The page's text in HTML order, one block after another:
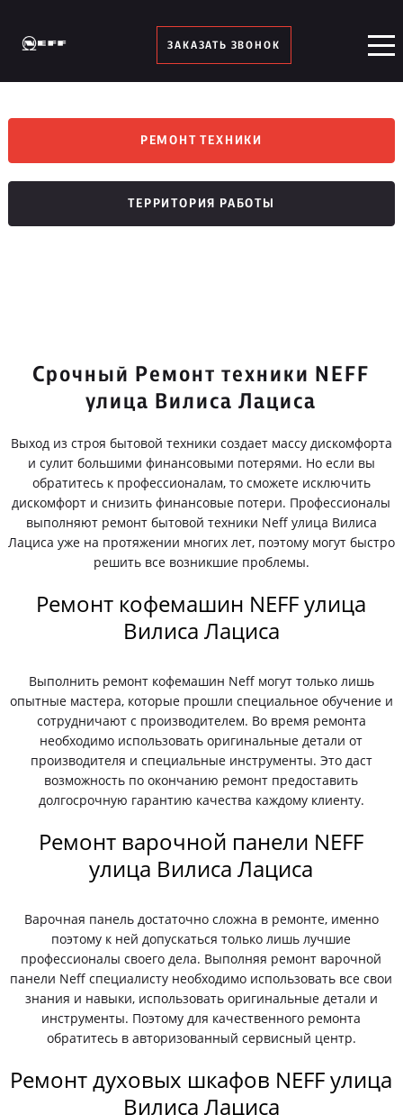
ЗАКАЗАТЬ ЗВОНОК
РЕМОНТ ТЕХНИКИ
ТЕРРИТОРИЯ РАБОТЫ
Срочный Ремонт техники NEFF
улица Вилиса Лациса
Выход из строя бытовой техники создает массу дискомфорта
и сулит большими финансовыми потерями. Но если вы
обратитесь к профессионалам, то сможете исключить
дискомфорт и снизить финансовые потери. Профессионалы
выполняют ремонт бытовой техники Neff улица Вилиса
Лациса уже на протяжении многих лет, поэтому могут быстро
решить все возникшие проблемы.
Ремонт кофемашин NEFF улица
Вилиса Лациса
Выполнить ремонт кофемашин Neff могут только лишь
опытные мастера, которые прошли специальное обучение и
сотрудничают с производителем. Во время ремонта
необходимо использовать оригинальные детали от
производителя и специальные инструменты. Это даст
возможность по окончанию ремонт предоставить
долгосрочную гарантию качества каждому клиенту.
Ремонт варочной панели NEFF
улица Вилиса Лациса
Варочная панель достаточно сложна в ремонте, именно
поэтому к ней допускаться только лишь лучшие
профессионалы своего дела. Выполняя ремонт варочной
панели Neff специалисту необходимо использовать все свои
знания и навыки, использовать оригинальные детали и
инструменты. Поэтому для качественного ремонта
обратитесь в авторизованный сервисный центр.
Ремонт духовых шкафов NEFF улица
Вилиса Лациса